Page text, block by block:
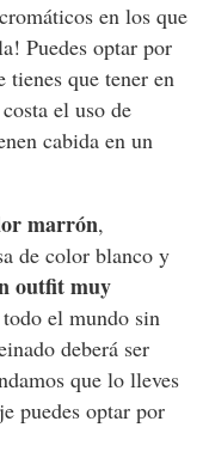
en los que
Puedes optar por
que tener en
el uso de
cabida en un
marrón,
de color blanco y
outfit muy
el mundo sin
deberá ser
que lo lleves
puedes optar por